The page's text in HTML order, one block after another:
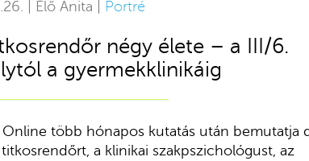
| Élő Anita | Portré
négy élete – a III/6.
a gyermekklinikáig
Online több hónapos kutatás után bemutatja
a klinikai szakpszichológust, az